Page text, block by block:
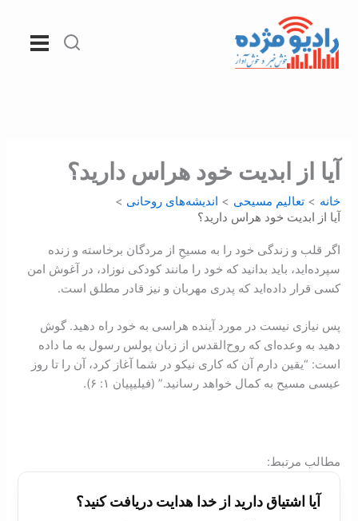
محتوا
آیا از ابدیت خود هراس دارید؟
خانه تعالیم مسیحی
اندیشه‌های روحانی
آیا از ابدیت خود هراس دارید؟
اگر قلب و زندگی خود را به مسیحِ از مردگان برخاسته و زنده
سپرده‌اید، باید بدانید که خود را مانند کودکی نوزاد، در آغوش امن
کسی قرار داده‌اید که پدری مهربان و نیز قادر مطلق است.
پس نیازی نیست در مورد آينده هراسی به خود راه دهید. گوش
دهید به وعده‌ای که روح‌القدس از زبان پولس رسول به ما داده
است: “یقین دارم آن که کاری نیکو در شما آغاز کرد، آن را تا روز
عیسی مسیح به کمال خواهد رسانید.” (فیلیپیان ۱: ‏۶).
:مطالب مرتبط
آیا اشتیاق دارید از خدا هدایت دریافت کنید؟